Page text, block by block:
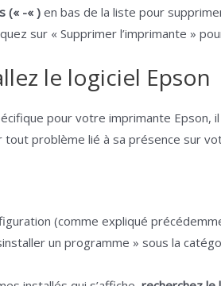
(« -« ) en bas de la liste pour
sur « Supprimer l’imprimante »
le logiciel Epson
pour votre imprimante
tout problème lié à sa présence sur
(comme expliqué
un programme » sous la